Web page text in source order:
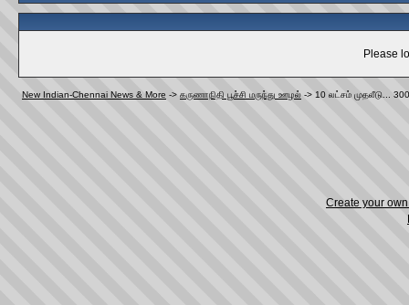
Please
New Indian-Chennai News & More -> கருணாநிதி பூச்சி மருந்து ஊழல் -> 10 லட்சம் முதலீடு...
Create your